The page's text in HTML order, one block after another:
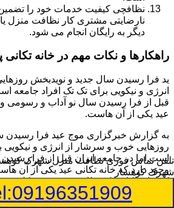
نظافچی کیفیت خدمات خود را
نارضایتی مشتری کار نظافت
دیگر به رایگان انجام می شود.
راهکارها و نکات مهم در خانه تکانی
ید فرا رسیدن سال جدید و نویدبخش
انرژی و نیکویی برای تک تک افراد جامعه
قبل از فرا رسیدن سال نو آداب و رسومی
عید یکی از آن هاست.
به گزارش خبرگزاری موج عید فرا رسیدن
روزهایی خوب و سرشار از انرژی و نیکویی
است.اما در جامعه ایران قبل از فرا
وجود دارد که خانه تکانی عید یکی از آن
که خانه تکانی یک نظافت عمومی و کلی
بخواهیم به طور اصولی آن را انجام دهیم
بیشتر داشته باشیم.
تلفن تماس فورینظافت منزل شهرک
شهرک کوهسار